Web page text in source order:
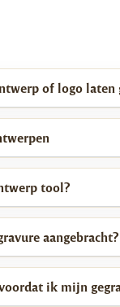
of logo laten
tool?
aangebracht?
ik mijn